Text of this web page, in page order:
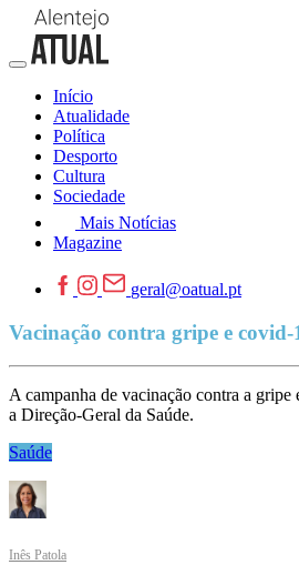
Início
Atualidade
Política
Desporto
Cultura
Sociedade
Mais Notícias
Magazine
geral@oatual.pt
Vacinação contra gripe e covid-
A campanha de vacinação contra a
a Direção-Geral da Saúde.
Saúde
Inês Patola